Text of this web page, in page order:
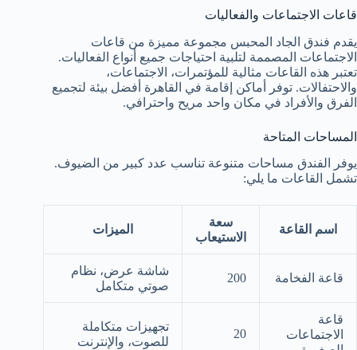
قاعات الاجتماعات والفعاليات
يقدم فندق الجاد المحبس مجموعة مميزة من قاعات
الاجتماعات المصممة لتلبية احتياجات جميع أنواع الفعاليات.
تعتبر هذه القاعات مثالية للمؤتمرات، الاجتماعات،
والاحتفالات. توفر أماكن إقامة في القاهرة أفضل بيئة لتجميع
الفرق والأفراد في مكان واحد مريح واحترافي.
المساحات المتاحة
يوفر الفندق مساحات متنوعة تناسب عدد كبير من الضيوف.
تشمل القاعات ما يلي:
اسم القاعة
سعة
الاستيعاب
الميزات
قاعة الفخامة 200
شاشة عرض، نظام
صوتي متكامل
قاعة
الاجتماعات
20
تجهيزات متكاملة
للصوت، والإنترنت